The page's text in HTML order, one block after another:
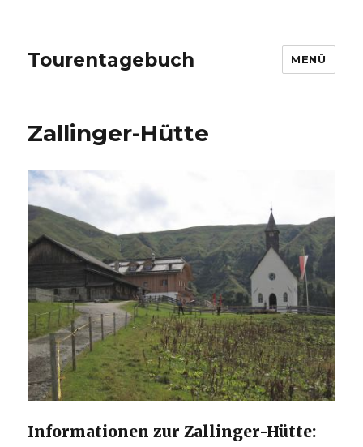
Tourentagebuch MENÜ
Zallinger-Hütte
Informationen zur Zallinger-Hütte: